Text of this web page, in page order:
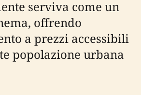
serviva come un
offrendo
a prezzi accessibili
popolazione urbana